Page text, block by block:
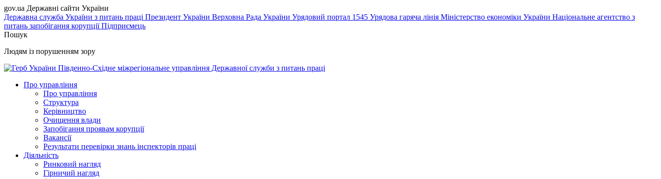
gov.ua Державні сайти України
Державна служба України з питань праці Президент України Верховна Рада України Урядовий портал 1545 Урядова гаряча лінія Міністерство економіки України Національне агентство з
питань запобігання корупціїПідприємець
Пошук
Людям із порушенням зору
Південно-Східне міжрегіональне управління Державної служби з питань праці
Про управління
Про управління
Структура
Керівництво
Очищення влади
Запобігання проявам корупції
Вакансії
Результати перевірки знань інспекторів праці
Діяльність
Ринковий нагляд
Гірничий нагляд